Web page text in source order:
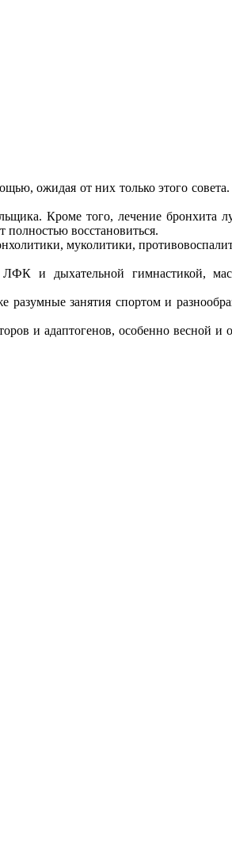
ожидая от них только этого
Кроме того, лечение бронхита
полностью восстановиться.
муколитики,
ЛФК и дыхательной гимнастикой,
разумные занятия спортом и
и адаптогенов, особенно весной и